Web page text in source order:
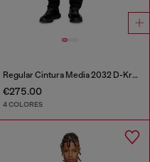
Regular Cintura Media 2032 D-Krooley Joggjeans®
€275.00
4 COLORES